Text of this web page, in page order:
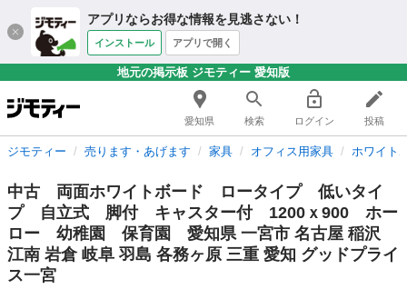
アプリならお得な情報を見逃さない！
インストール アプリで開く
地元の掲示板 ジモティー 愛知版
愛知県 検索 ログイン 投稿
ジモティー 売ります・あげます 家具 オフィス用家具 ホワイト
中古 両面ホワイトボード ロータイプ 低いタイ
プ 自立式 脚付 キャスター付 1200ｘ900 ホー
ロー 幼稚園 保育園 愛知県 一宮市 名古屋 稲沢
江南 岩倉 岐阜 羽島 各務ヶ原 三重 愛知 グッドプライ
ス一宮